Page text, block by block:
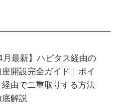
月最新】ハピタス経由の
開設完全ガイド｜ポイ
経由で二重取りする方法
底解説